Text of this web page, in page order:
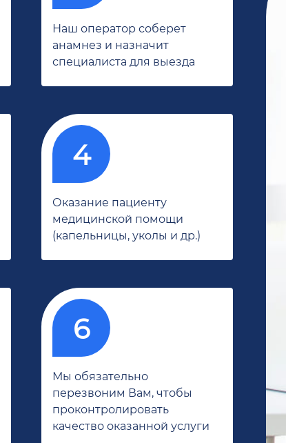
Наш оператор соберет
анамнез и назначит
специалиста для выезда
Оказание пациенту
медицинской помощи
(капельницы, уколы и др.)
Мы обязательно
перезвоним Вам, чтобы
проконтролировать
качество оказанной услуги